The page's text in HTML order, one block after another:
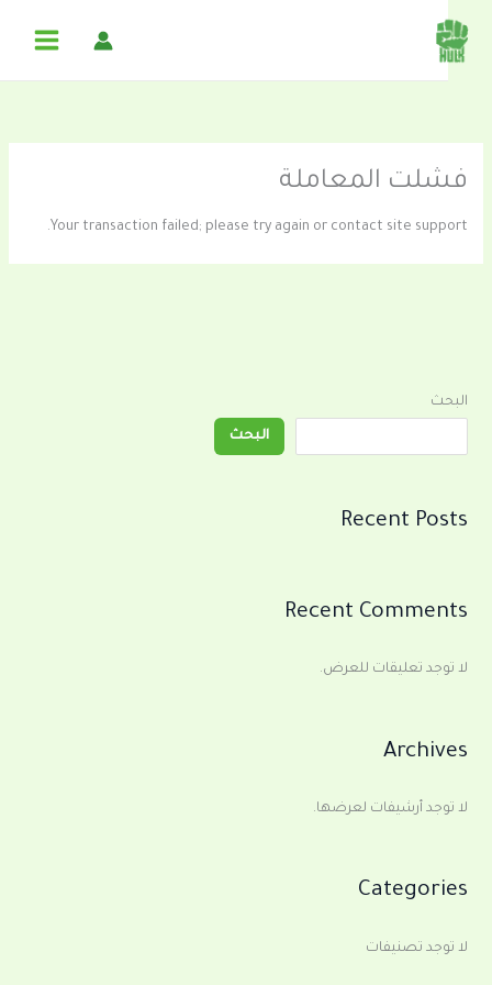
المحتوى
فشلت المعاملة
Your transaction failed; please try again or contact site support.
البحث
البحث
Recent Posts
Recent Comments
لا توجد تعليقات للعرض.
Archives
لا توجد أرشيفات لعرضها.
Categories
لا توجد تصنيفات